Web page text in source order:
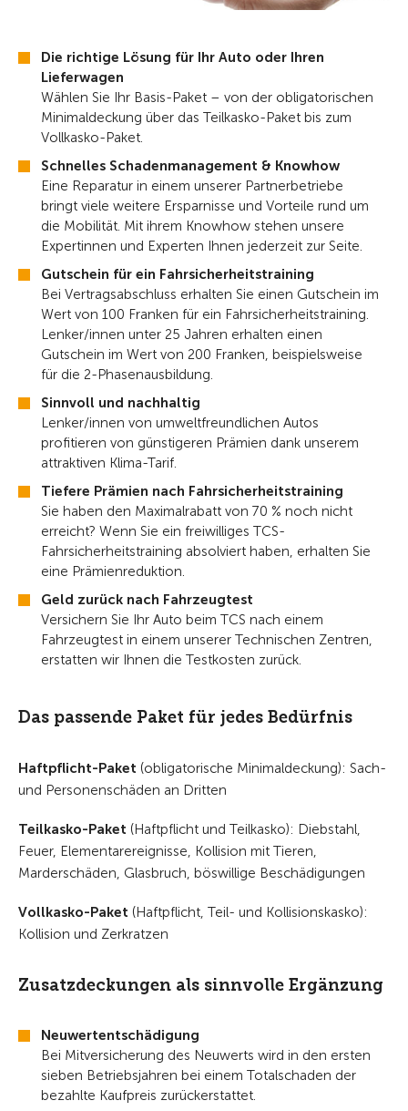
Die richtige Lösung für Ihr Auto oder Ihren
Lieferwagen
Wählen Sie Ihr Basis-Paket – von der obligatorischen
Minimaldeckung über das Teilkasko-Paket bis zum
Vollkasko-Paket.
Schnelles Schadenmanagement & Knowhow
Eine Reparatur in einem unserer Partnerbetriebe
bringt viele weitere Ersparnisse und Vorteile rund um
die Mobilität. Mit ihrem Knowhow stehen unsere
Expertinnen und Experten Ihnen jederzeit zur Seite.
Gutschein für ein Fahrsicherheitstraining
Bei Vertragsabschluss erhalten Sie einen Gutschein im
Wert von 100 Franken für ein Fahrsicherheitstraining.
Lenker/innen unter 25 Jahren erhalten einen
Gutschein im Wert von 200 Franken, beispielsweise
für die 2-Phasenausbildung.
Sinnvoll und nachhaltig
Lenker/innen von umweltfreundlichen Autos
profitieren von günstigeren Prämien dank unserem
attraktiven Klima-Tarif.
Tiefere Prämien nach Fahrsicherheitstraining
Sie haben den Maximalrabatt von 70 % noch nicht
erreicht? Wenn Sie ein freiwilliges TCS-
Fahrsicherheitstraining absolviert haben, erhalten Sie
eine Prämienreduktion.
Geld zurück nach Fahrzeugtest
Versichern Sie Ihr Auto beim TCS nach einem
Fahrzeugtest in einem unserer Technischen Zentren,
erstatten wir Ihnen die Testkosten zurück.
Das passende Paket für jedes Bedürfnis
Haftpflicht-Paket (obligatorische Minimaldeckung): Sach-
und Personenschäden an Dritten
Teilkasko-Paket (Haftpflicht und Teilkasko): Diebstahl,
Feuer, Elementarereignisse, Kollision mit Tieren,
Marderschäden, Glasbruch, böswillige Beschädigungen
Vollkasko-Paket (Haftpflicht, Teil- und Kollisionskasko):
Kollision und Zerkratzen
Zusatzdeckungen als sinnvolle Ergänzung
Neuwertentschädigung
Bei Mitversicherung des Neuwerts wird in den ersten
sieben Betriebsjahren bei einem Totalschaden der
bezahlte Kaufpreis zurückerstattet.